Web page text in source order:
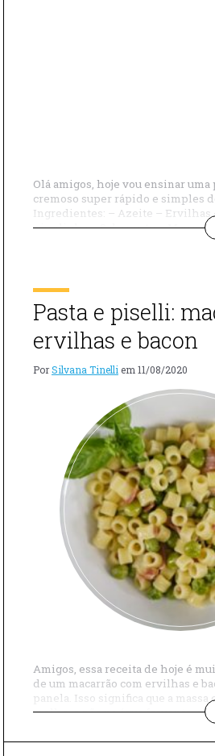
Olá amigos, hoje vou ensinar
cremoso super rápido e simples
Ingredientes: – Azeite – Ervilhas
picadinha – Sal a gosto –
parmesão – Pimenta a gosto
Pasta e piselli:
ervilhas e bacon
PorSilvana Tinelli em 11/08/2020
Amigos, essa receita de hoje é
de um macarrão com ervilhas e
panela. Isso significa que a
molho, e não na água fervente,
a passo se assemelha a um
ver no vídeo. Prática […]